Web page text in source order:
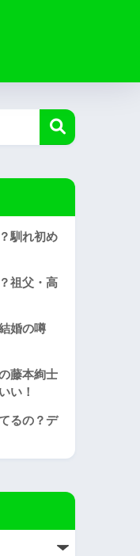
馴れ初め
祖父・高
婚の噂
藤本絢士
い！
るの？デ